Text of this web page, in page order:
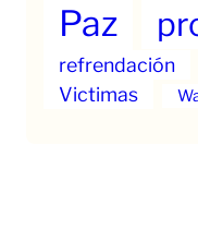
Paz
refrendación
Victimas